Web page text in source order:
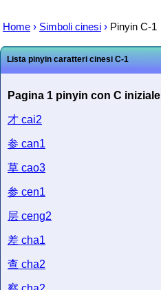
Lista pinyin caratteri cinesi C-1
Pagina 1 pinyin con C iniziale
才 cai2
参 can1
草 cao3
参 cen1
层 ceng2
差 cha1
查 cha2
Home › Simboli cinesi › Pinyin C-1